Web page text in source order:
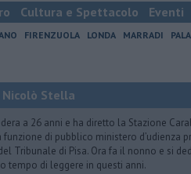
Cultura e Spettacolo Eventi
FIRENZUOLA LONDA MARRADI
Nicolò Stella
a 26 anni e ha diretto la Stazione
di pubblico ministero d’udienza
Tribunale di Pisa. Ora fa il nonno e si
tempo di leggere in questi anni.